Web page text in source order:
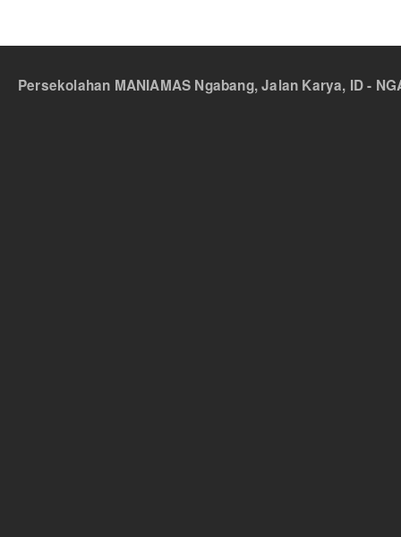
Persekolahan MANIAMAS Ngabang, Jalan Karya, ID -